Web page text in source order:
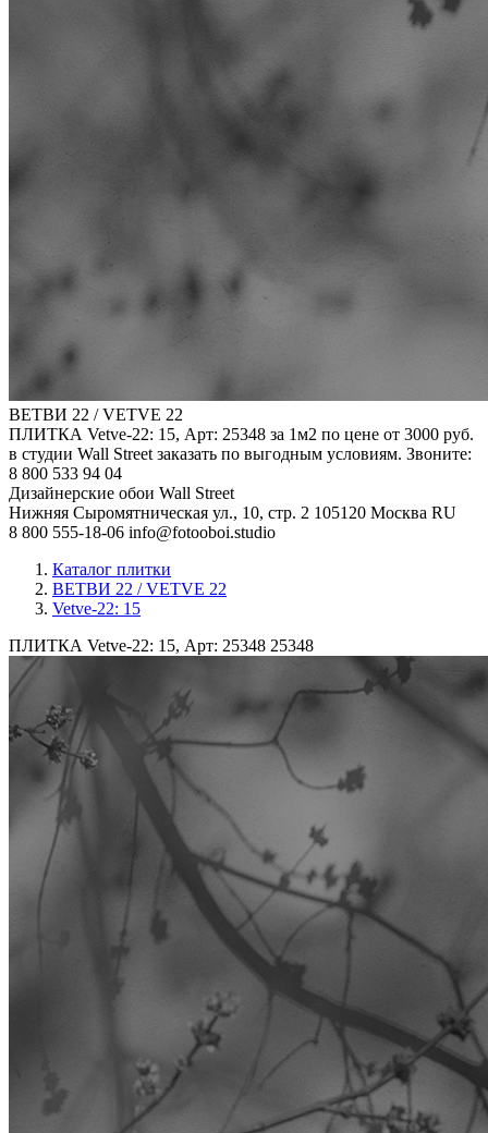
ВЕТВИ 22 / VETVE 22
ПЛИТКА Vetve-22: 15, Арт: 25348 за 1м2 по цене от 3000 руб.
в студии Wall Street заказать по выгодным условиям. Звоните:
8 800 533 94 04
Дизайнерские обои Wall Street
Нижняя Сыромятническая ул., 10, стр. 2 105120 Москва RU
8 800 555-18-06 info@fotooboi.studio
Каталог плитки
ВЕТВИ 22 / VETVE 22
Vetve-22: 15
ПЛИТКА Vetve-22: 15, Арт: 25348 25348